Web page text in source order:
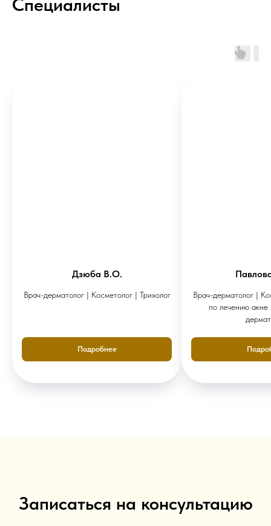
Дзюба В.О.
Врач-дерматолог | Косметолог | Трихолог
Подробнее
Врач-дерматолог |
по лечению
Записаться на консультацию